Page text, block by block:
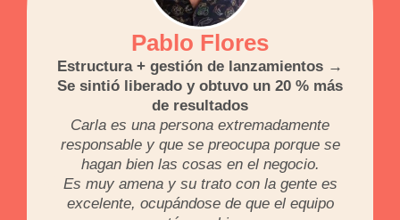
Pablo Flores
Estructura + gestión de lanzamientos →
Se sintió liberado y obtuvo un 20 % más
de resultados
Carla es una persona extremadamente
responsable y que se preocupa porque se
hagan bien las cosas en el negocio.
Es muy amena y su trato con la gente es
excelente, ocupándose de que el equipo